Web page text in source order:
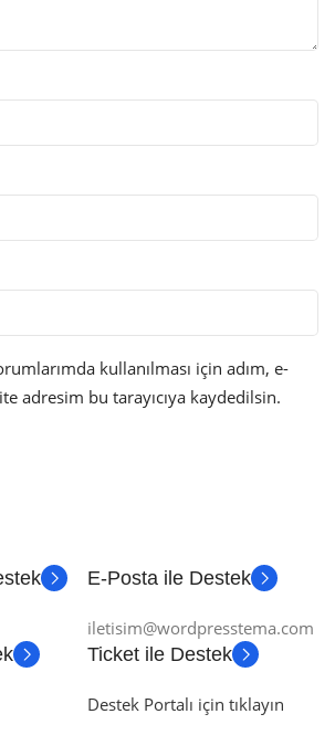
kullanılması için adım, e-
adresim bu tarayıcıya kaydedilsin.
E-Posta ile Destek
iletisim@wordpresstema.com
Ticket ile Destek
Destek Portalı için tıklayın